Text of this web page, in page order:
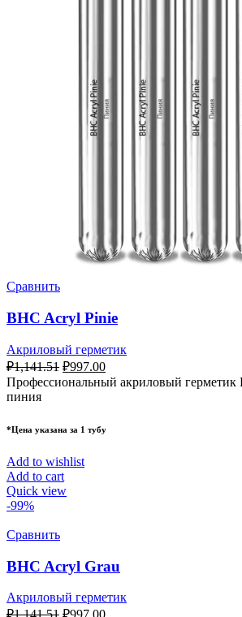
Сравнить
BHC Acryl Pinie
Акриловый герметик
₽1,141.51 ₽997.00
Профессиональный акриловый герметик
пиния
*Цена указана за 1 тубу
Add to wishlist
Add to cart
Quick view
-99%
Сравнить
BHC Acryl Grau
Акриловый герметик